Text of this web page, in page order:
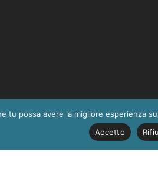
tu possa avere la migliore esperienza
Accetto